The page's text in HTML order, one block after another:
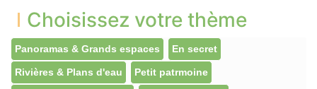
Choisissez votre thème
Panoramas & Grands espaces En secret
Rivières & Plans d'eau Petit patrmoine